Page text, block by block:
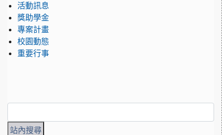
活動訊息
獎助學金
專案計畫
校園動態
重要行事